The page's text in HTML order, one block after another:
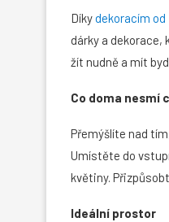
Díkydekoracím od
dárky a dekorace,
žít nudně a mít
Co doma nesmí
Přemýšlíte nad
Umístěte do
květiny.
Ideální prostor